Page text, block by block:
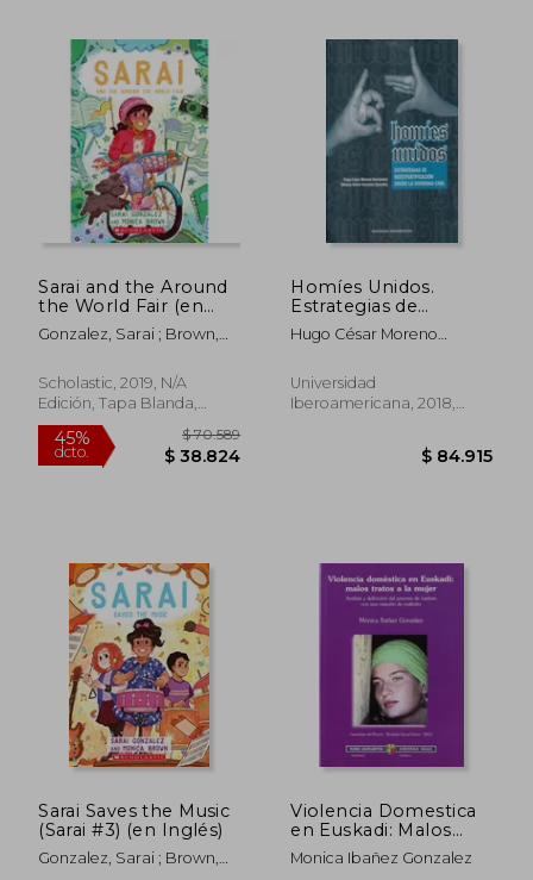
Sarai and the Around
the World Fair (en
Inglés)
Gonzalez, Sarai ; Brown,
Scholastic, 2019, N/A
Edición, Tapa Blanda,
Nuevo
Homíes Unidos.
Estrategias de
Reestratificación
Desde la Sociedad
Hugo César Moreno
Sanchéz González
Universidad
Iberoamericana, 2018,
Sarai Saves the Music
(Sarai #3) (en Inglés)
Gonzalez, Sarai ; Brown,
Violencia Domestica
en Euskadi: Malos
Tratos a la Mujer:
Analisis y Definicion
Monica Ibañez Gonzalez